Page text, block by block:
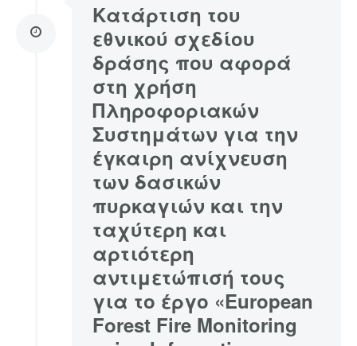
Κατάρτιση του
εθνικού σχεδίου
δράσης που αφορά
στη χρήση
Πληροφοριακών
Συστημάτων για την
έγκαιρη ανίχνευση
των δασικών
πυρκαγιών και την
ταχύτερη και
αρτιότερη
αντιμετώπισή τους
για το έργο «European
Forest Fire Monitoring